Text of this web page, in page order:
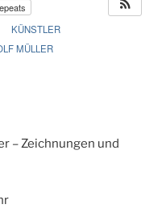
KÜNSTLER
MÜLLER
– Zeichnungen und